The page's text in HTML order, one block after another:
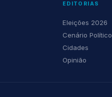
EDITORIAS
Eleições 2026
Cenário Político
Cidades
Opinião